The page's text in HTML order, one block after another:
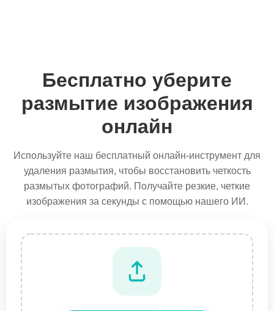
Бесплатно уберите
размытие изображения
онлайн
Используйте наш бесплатный онлайн-инструмент для
удаления размытия, чтобы восстановить четкость
размытых фотографий. Получайте резкие, четкие
изображения за секунды с помощью нашего ИИ.